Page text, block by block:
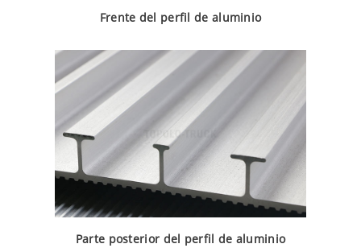
Frente del perfil de aluminio
Parte posterior del perfil de aluminio